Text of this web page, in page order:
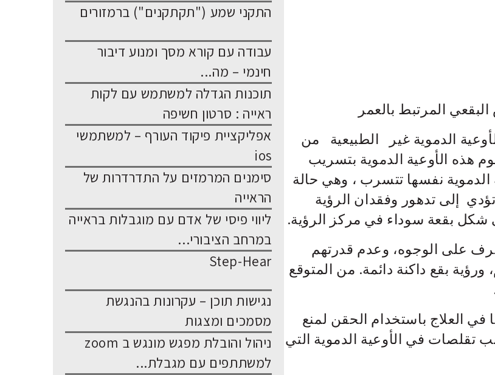
المرتبط بالعمر
الدموية غير الطبيعية من
هذه الأوعية الدموية بتسريب
الدموية نفسها تتسرب ، وهي حالة
إلى تدهور وفقدان الرؤية
شكل بقعة سوداء في مركز الرؤية.
على الوجوه، وعدم قدرتهم
بقع داكنة دائمة. من المتوقع
العلاج باستخدام الحقن لمنع
تقلصات في الأوعية الدموية التي
התקני שמע ("תקתקנים") ברמזורים
עבודה עם קורא מסך ומנוע דיבור
חינמי – מה...
תוכנות הגדלה למשתמש עם לקות
ראייה : סרטון חשיפה
אפליקציית פיקוד העורף – למשתמשי
ios
סימנים המרמזים על התדרדרות של
הראייה
ליווי פיסי של אדם עם מוגבלות בראייה
במרחב הציבורי...
Step-Hear
נגישות תוכן – עקרונות בהנגשת
מסמכים ומצגות
ניהול והובלת מפגש מונגש ב zoom
למשתתפים עם מגבלת...